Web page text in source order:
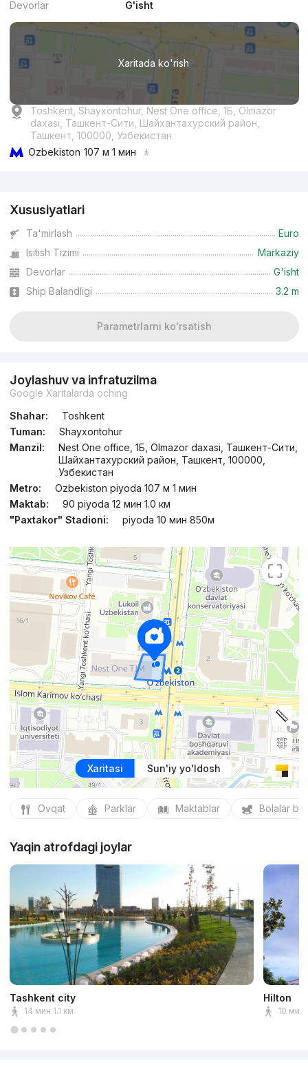
Devorlar
G'isht
Xaritada ko'rish
Toshkent, Shayxontohur, Nest One office, 1Б, Olmazor
daxasi, Ташкент-Сити, Шайхантахурский район,
Ташкент, 100000, Узбекистан
Ozbekiston 107 м 1 мин
Xususiyatlari
Ta'mirlash
Euro
Isitish Tizimi
Markaziy
Devorlar
G'isht
Ship Balandligi
3.2 m
Parametrlarni ko'rsatish
Joylashuv va infratuzilma
Google Xaritalarda oching
Shahar:
Toshkent
Tuman:
Shayxontohur
Manzil:
Nest One office, 1Б, Olmazor daxasi, Ташкент-Сити,
Шайхантахурский район, Ташкент, 100000,
Узбекистан
Metro:
Ozbekiston piyoda 107 м 1 мин
Maktab:
90 piyoda 12 мин 1.0 км
"Paxtakor" Stadioni:
piyoda 10 мин 850м
Xaritasi Sun'iy yo'ldosh
Ovqat Parklar Maktablar Bolalar
Yaqin atrofdagi joylar
Tashkent city
14 мин 1.1 км
Hilton
10 мин